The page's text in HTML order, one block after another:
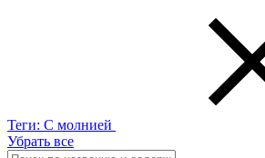
Теги: С молнией
Убрать все